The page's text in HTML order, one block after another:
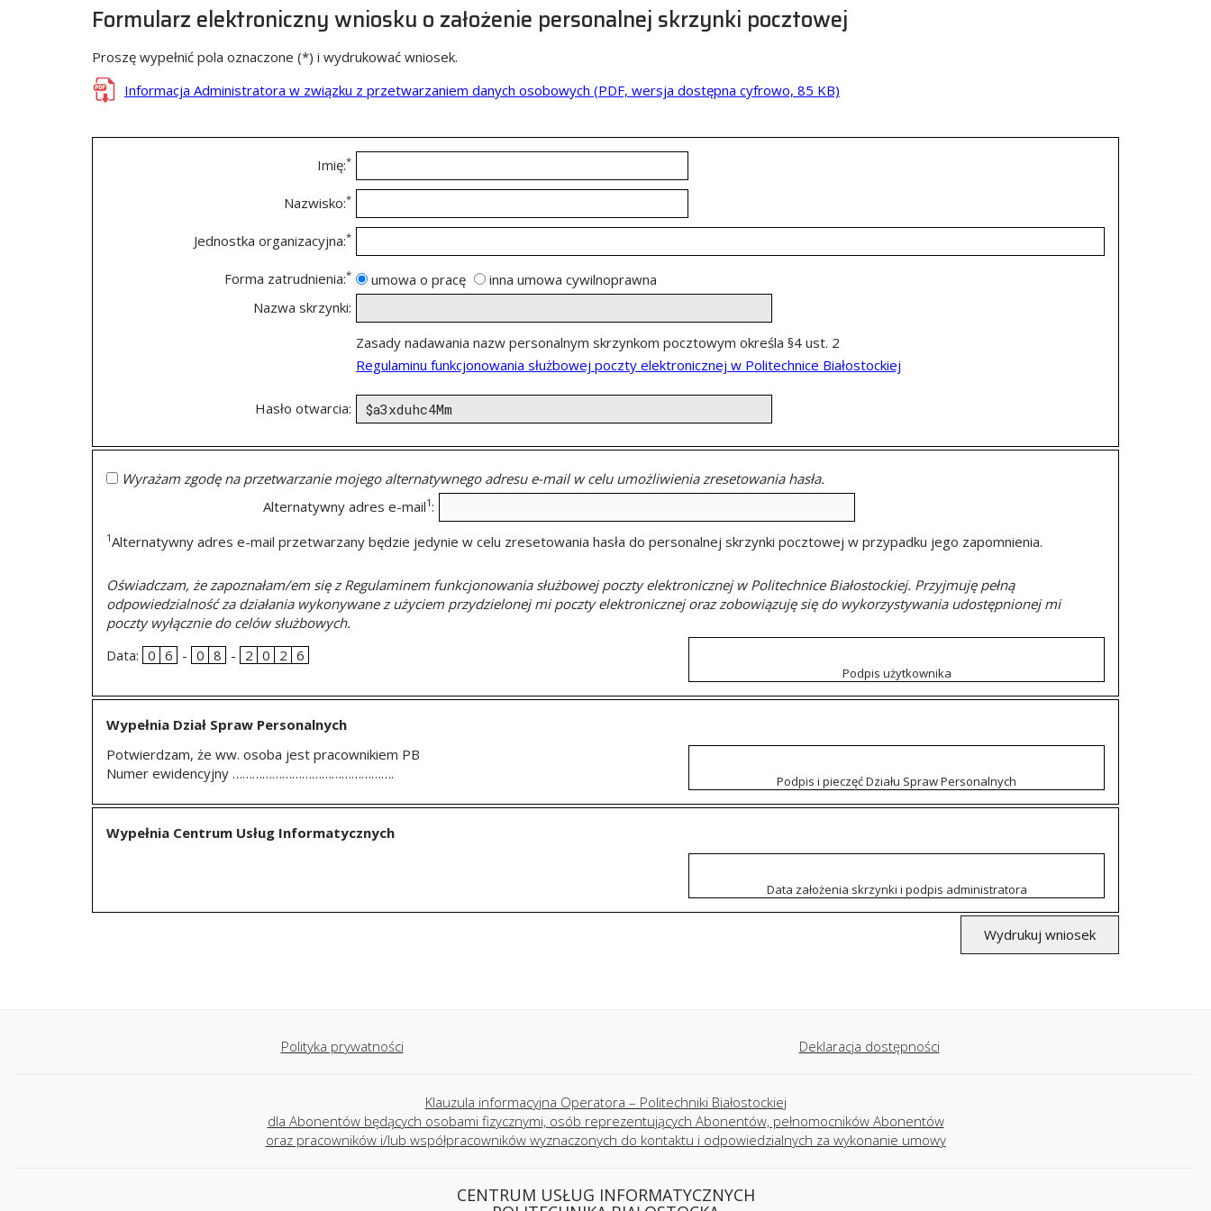
Formularz elektroniczny wniosku o założenie personalnej skrzynki pocztowej
Proszę wypełnić pola oznaczone (*) i wydrukować wniosek.
Informacja Administratora w związku z przetwarzaniem danych osobowych (PDF, wersja dostępna cyfrowo, 85 KB)
Imię:*
Nazwisko:*
Jednostka organizacyjna:*
Forma zatrudnienia:* umowa o pracę
inna umowa cywilnoprawna
Nazwa skrzynki:
Zasady nadawania nazw personalnym skrzynkom pocztowym określa §4 ust. 2
Regulaminu funkcjonowania służbowej poczty elektronicznej w Politechnice Białostockiej
Hasło otwarcia:
Wyrażam zgodę na przetwarzanie mojego alternatywnego adresu e-mail w celu umożliwienia zresetowania hasła.
Alternatywny adres e-mail1:
1Alternatywny adres e-mail przetwarzany będzie jedynie w celu zresetowania hasła do personalnej skrzynki pocztowej w przypadku jego zapomnienia.
Oświadczam, że zapoznałam/em się z Regulaminem funkcjonowania służbowej poczty elektronicznej w Politechnice Białostockiej. Przyjmuję pełną
odpowiedzialność za działania wykonywane z użyciem przydzielonej mi poczty elektronicznej oraz zobowiązuję się do wykorzystywania udostępnionej mi
poczty wyłącznie do celów służbowych.
Data: 0 6 - 0 8 - 2 0 2 6
Podpis użytkownika
Wypełnia Dział Spraw Personalnych
Potwierdzam, że ww. osoba jest pracownikiem PB
Numer ewidencyjny ………………………………………….
Podpis i pieczęć Działu Spraw Personalnych
Wypełnia Centrum Usług Informatycznych
Data założenia skrzynki i podpis administratora
Wydrukuj wniosek
Polityka prywatności Deklaracja dostępności
Klauzula informacyjna Operatora – Politechniki Białostockiej
dla Abonentów będących osobami fizycznymi, osób reprezentujących Abonentów, pełnomocników Abonentów
oraz pracowników i/lub współpracowników wyznaczonych do kontaktu i odpowiedzialnych za wykonanie umowy
CENTRUM USŁUG INFORMATYCZNYCH